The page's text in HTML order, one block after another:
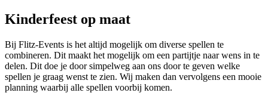
Kinderfeest op maat
Bij Flitz-Events is het altijd mogelijk om diverse spellen te
combineren. Dit maakt het mogelijk om een partijtje naar wens in te
delen. Dit doe je door simpelweg aan ons door te geven welke
spellen je graag wenst te zien. Wij maken dan vervolgens een mooie
planning waarbij alle spellen voorbij komen.